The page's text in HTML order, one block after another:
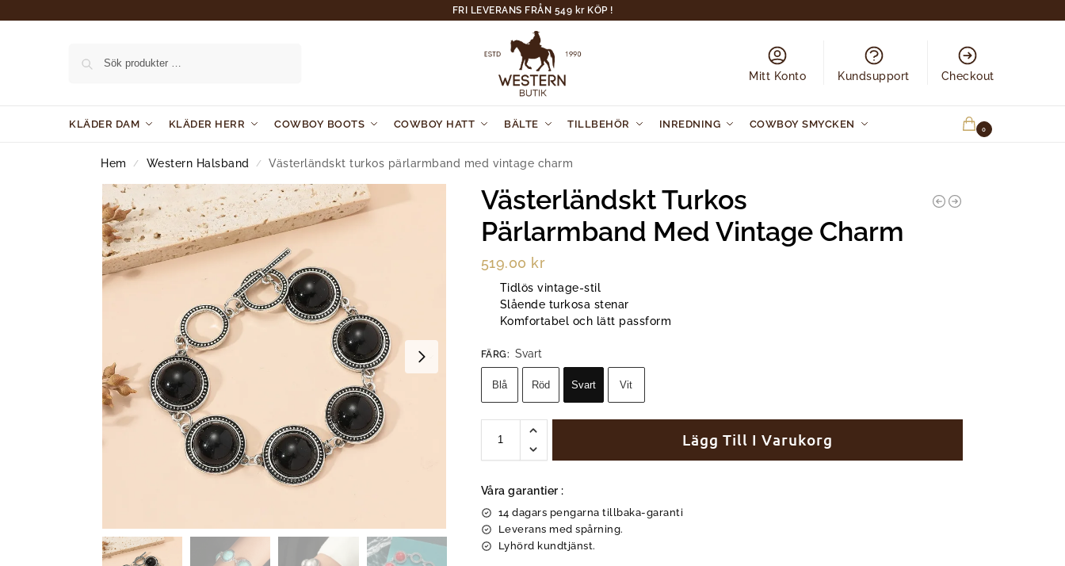
FRI LEVERANS FRÅN 549 kr KÖP !
Mitt Konto Kundsupport Checkout
KLÄDER DAM KLÄDER HERR COWBOY BOOTS COWBOY HATT BÄLTE TILLBEHÖR INREDNING COWBOY SMYCKEN 0
Hem / Western Halsband / Västerländskt turkos pärlarmband med vintage charm
Västerländskt Turkos
Pärlarmband Med Vintage Charm
519.00 kr
Tidlös vintage-stil
Slående turkosa stenar
Komfortabel och lätt passform
FÄRG: Svart
Blå Röd Svart Vit
Lägg Till I Varukorg
Våra garantier :
14 dagars pengarna tillbaka-garanti
Leverans med spårning.
Lyhörd kundtjänst.